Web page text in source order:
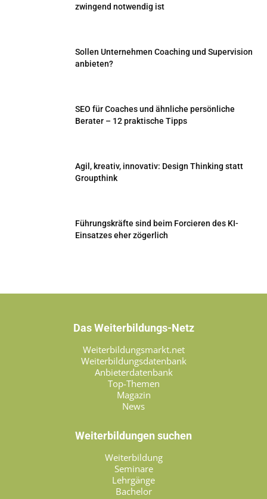
zwingend notwendig ist
Sollen Unternehmen Coaching und Supervision
anbieten?
SEO für Coaches und ähnliche persönliche
Berater – 12 praktische Tipps
Agil, kreativ, innovativ: Design Thinking statt
Groupthink
Führungskräfte sind beim Forcieren des KI-
Einsatzes eher zögerlich
Das Weiterbildungs-Netz
Weiterbildungsmarkt.net
Weiterbildungsdatenbank
Anbieterdatenbank
Top-Themen
Magazin
News
Weiterbildungen suchen
Weiterbildung
Seminare
Lehrgänge
Bachelor